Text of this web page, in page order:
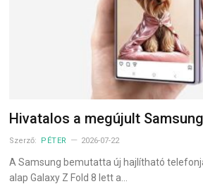
Hivatalos a megújult
Szerző: PÉTER 2026-07-22
A Samsung bemutatta új hajlítható
alap Galaxy Z Fold 8 lett a…